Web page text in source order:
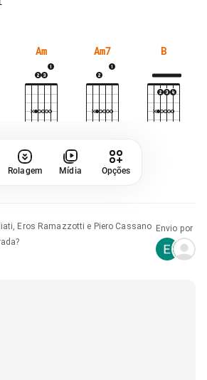
Am Am7 B
Rolagem Mídia Opções
Eros Ramazzotti e Piero Cassano Envio por